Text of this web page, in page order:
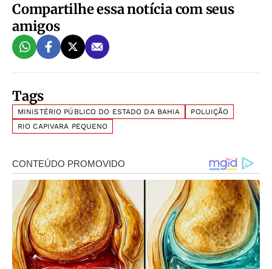
Compartilhe essa notícia com seus
amigos
Tags
MINISTÉRIO PÚBLICO DO ESTADO DA BAHIA
POLUIÇÃO
RIO CAPIVARA PEQUENO